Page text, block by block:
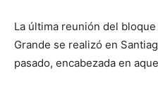
La última reunión del
Grande se realizó en
pasado, encabezada en